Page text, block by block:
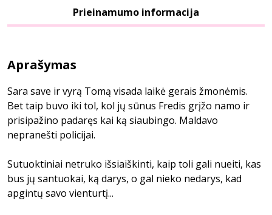
Prieinamumo informacija
Aprašymas
Sara save ir vyrą Tomą visada laikė gerais žmonėmis.
Bet taip buvo iki tol, kol jų sūnus Fredis grįžo namo ir
prisipažino padaręs kai ką siaubingo. Maldavo
nepranešti policijai.
Sutuoktiniai netruko išsiaiškinti, kaip toli gali nueiti, kas
bus jų santuokai, ką darys, o gal nieko nedarys, kad
apgintų savo vienturtį...